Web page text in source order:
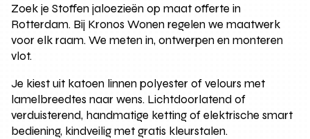
Zoek je Stoffen jaloezieën op maat offerte in
Rotterdam. Bij Kronos Wonen regelen we maatwerk
voor elk raam. We meten in, ontwerpen en monteren
vlot.
Je kiest uit katoen linnen polyester of velours met
lamelbreedtes naar wens. Lichtdoorlatend of
verduisterend, handmatige ketting of elektrische smart
bediening, kindveilig met gratis kleurstalen.